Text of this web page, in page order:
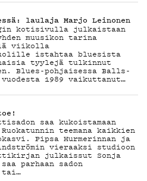
laulaja Marjo Leinonen
kotisivulla julkaistaan
muusikon tarina
viikolla
istahtaa bluesista
tyylejä tulkinnut
Blues-pohjaisessa Balls-
1989 vaikuttanut…
saa kukoistamaan
teemana kaikkien
Pipsa Hurmerinnan ja
vieraaksi studioon
julkaissut Sonja
parhaan sadon
tai…